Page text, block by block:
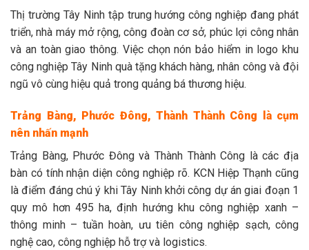
Thị trường Tây Ninh tập trung hướng công nghiệp đang phát
triển, nhà máy mở rộng, công đoàn cơ sở, phúc lợi công nhân
và an toàn giao thông. Việc chọn nón bảo hiểm in logo khu
công nghiệp Tây Ninh quà tặng khách hàng, nhân công và đội
ngũ vô cùng hiệu quả trong quảng bá thương hiệu.
Trảng Bàng, Phước Đông, Thành Thành Công là cụm
nên nhấn mạnh
Trảng Bàng, Phước Đông và Thành Thành Công là các địa
bàn có tính nhận diện công nghiệp rõ. KCN Hiệp Thạnh cũng
là điểm đáng chú ý khi Tây Ninh khởi công dự án giai đoạn 1
quy mô hơn 495 ha, định hướng khu công nghiệp xanh –
thông minh – tuần hoàn, ưu tiên công nghiệp sạch, công
nghệ cao, công nghiệp hỗ trợ và logistics.